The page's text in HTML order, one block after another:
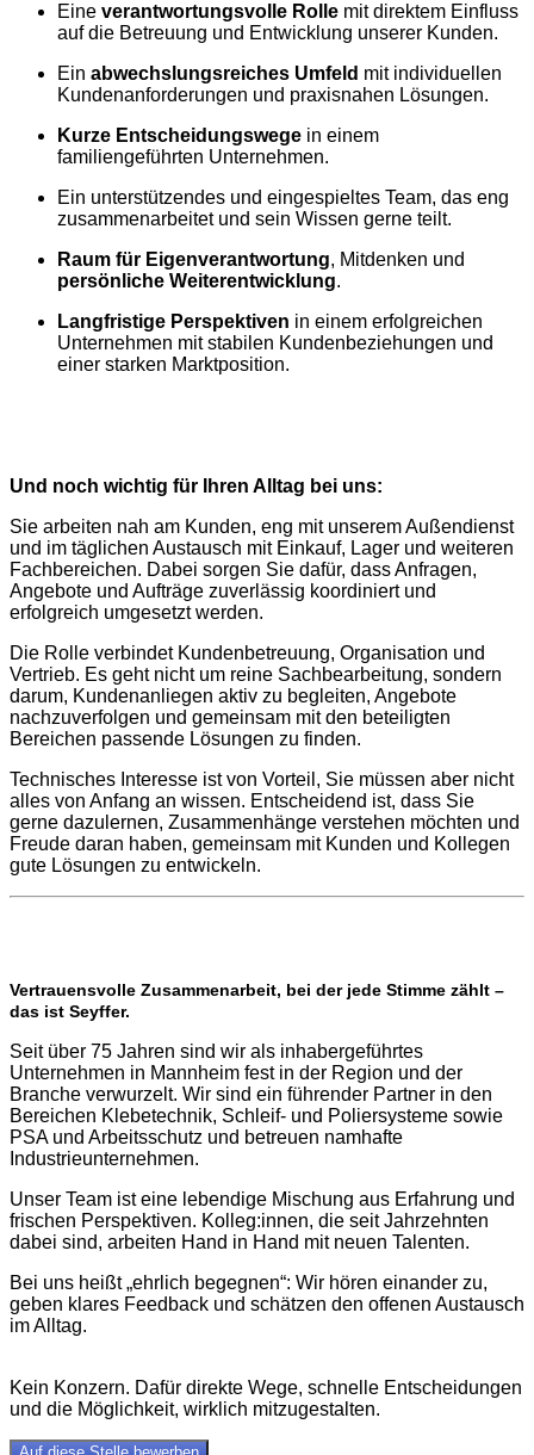
Eine verantwortungsvolle Rolle mit direktem Einfluss
auf die Betreuung und Entwicklung unserer Kunden.
Ein abwechslungsreiches Umfeld mit individuellen
Kundenanforderungen und praxisnahen Lösungen.
Kurze Entscheidungswege in einem
familiengeführten Unternehmen.
Ein unterstützendes und eingespieltes Team, das eng
zusammenarbeitet und sein Wissen gerne teilt.
Raum für Eigenverantwortung, Mitdenken und
persönliche Weiterentwicklung.
Langfristige Perspektiven in einem erfolgreichen
Unternehmen mit stabilen Kundenbeziehungen und
einer starken Marktposition.
Und noch wichtig für Ihren Alltag bei uns:
Sie arbeiten nah am Kunden, eng mit unserem Außendienst
und im täglichen Austausch mit Einkauf, Lager und weiteren
Fachbereichen. Dabei sorgen Sie dafür, dass Anfragen,
Angebote und Aufträge zuverlässig koordiniert und
erfolgreich umgesetzt werden.
Die Rolle verbindet Kundenbetreuung, Organisation und
Vertrieb. Es geht nicht um reine Sachbearbeitung, sondern
darum, Kundenanliegen aktiv zu begleiten, Angebote
nachzuverfolgen und gemeinsam mit den beteiligten
Bereichen passende Lösungen zu finden.
Technisches Interesse ist von Vorteil, Sie müssen aber nicht
alles von Anfang an wissen. Entscheidend ist, dass Sie
gerne dazulernen, Zusammenhänge verstehen möchten und
Freude daran haben, gemeinsam mit Kunden und Kollegen
gute Lösungen zu entwickeln.
Vertrauensvolle Zusammenarbeit, bei der jede Stimme zählt –
das ist Seyffer.
Seit über 75 Jahren sind wir als inhabergeführtes
Unternehmen in Mannheim fest in der Region und der
Branche verwurzelt. Wir sind ein führender Partner in den
Bereichen Klebetechnik, Schleif- und Poliersysteme sowie
PSA und Arbeitsschutz und betreuen namhafte
Industrieunternehmen.
Unser Team ist eine lebendige Mischung aus Erfahrung und
frischen Perspektiven. Kolleg:innen, die seit Jahrzehnten
dabei sind, arbeiten Hand in Hand mit neuen Talenten.
Bei uns heißt „ehrlich begegnen“: Wir hören einander zu,
geben klares Feedback und schätzen den offenen Austausch
im Alltag.
Kein Konzern. Dafür direkte Wege, schnelle Entscheidungen
und die Möglichkeit, wirklich mitzugestalten.